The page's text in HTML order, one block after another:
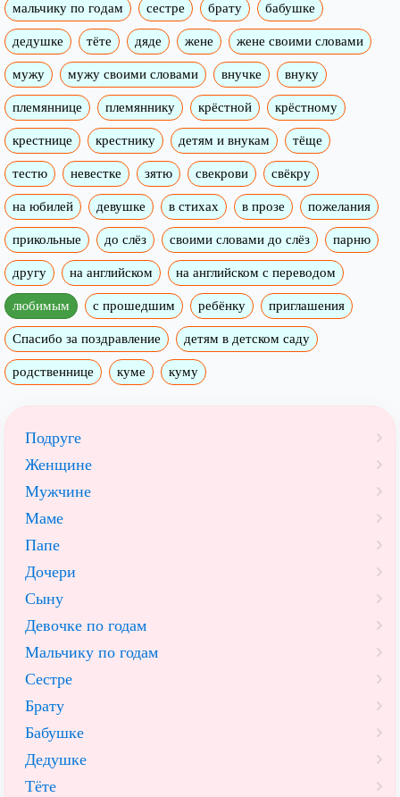
мальчику по годам сестре брату бабушке
дедушке тёте дяде жене жене своими словами
мужу мужу своими словами внучке внуку
племяннице племяннику крёстной крёстному
крестнице крестнику детям и внукам тёще
тестю невестке зятю свекрови свёкру
на юбилей девушке в стихах в прозе пожелания
прикольные до слёз своими словами до слёз парню
другу на английском на английском с переводом
любимым с прошедшим ребёнку приглашения
Спасибо за поздравление детям в детском саду
родственнице куме куму
Подруге
Женщине
Мужчине
Маме
Папе
Дочери
Сыну
Девочке по годам
Мальчику по годам
Сестре
Брату
Бабушке
Дедушке
Тёте